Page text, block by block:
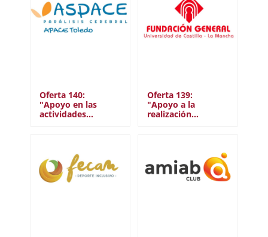
Oferta 140:
"Apoyo en las
actividades…
Oferta 139:
"Apoyo a la
realización…